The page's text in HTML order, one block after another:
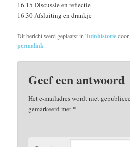
16.15 Discussie en reflectie
16.30 Afsluiting en drankje
Dit bericht werd geplaatst inTuinhistorie
permalink .
Geef een antwoord
Het e-mailadres wordt niet
gemarkeerd met *